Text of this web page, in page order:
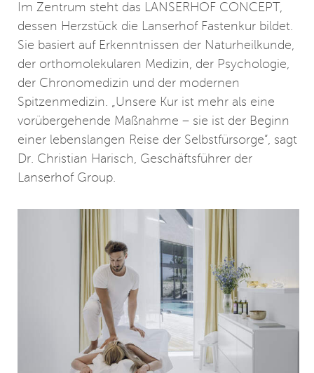
Im Zentrum steht das LANSERHOF CONCEPT,
dessen Herzstück die Lanserhof Fastenkur bildet.
Sie basiert auf Erkenntnissen der Naturheilkunde,
der orthomolekularen Medizin, der Psychologie,
der Chronomedizin und der modernen
Spitzenmedizin. „Unsere Kur ist mehr als eine
vorübergehende Maßnahme – sie ist der Beginn
einer lebenslangen Reise der Selbstfürsorge“, sagt
Dr. Christian Harisch, Geschäftsführer der
Lanserhof Group.